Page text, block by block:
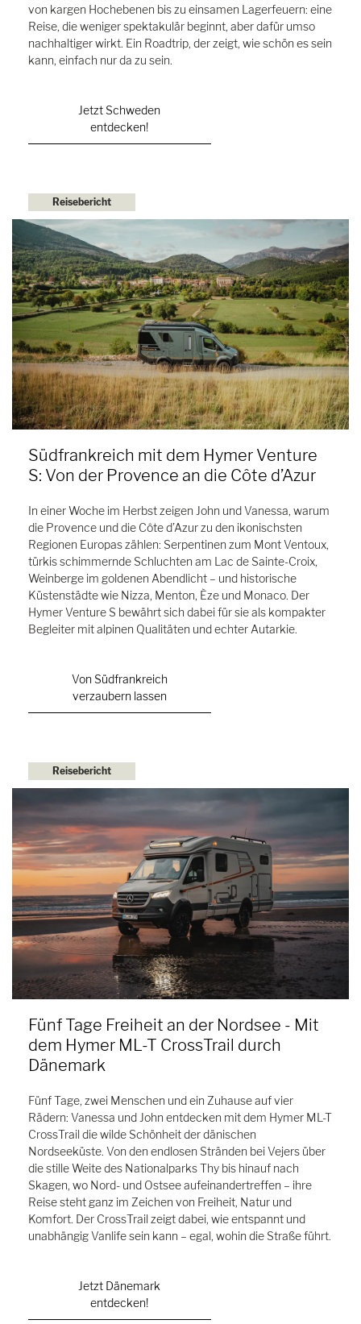
von kargen Hochebenen bis zu einsamen Lagerfeuern: eine
Reise, die weniger spektakulär beginnt, aber dafür umso
nachhaltiger wirkt. Ein Roadtrip, der zeigt, wie schön es sein
kann, einfach nur da zu sein.
Jetzt Schweden
entdecken!
Reisebericht
Südfrankreich mit dem Hymer Venture
S: Von der Provence an die Côte d’Azur
In einer Woche im Herbst zeigen John und Vanessa, warum
die Provence und die Côte d’Azur zu den ikonischsten
Regionen Europas zählen: Serpentinen zum Mont Ventoux,
türkis schimmernde Schluchten am Lac de Sainte-Croix,
Weinberge im goldenen Abendlicht – und historische
Küstenstädte wie Nizza, Menton, Èze und Monaco. Der
Hymer Venture S bewährt sich dabei für sie als kompakter
Begleiter mit alpinen Qualitäten und echter Autarkie.
Von Südfrankreich
verzaubern lassen
Reisebericht
Fünf Tage Freiheit an der Nordsee - Mit
dem Hymer ML-T CrossTrail durch
Dänemark
Fünf Tage, zwei Menschen und ein Zuhause auf vier
Rädern: Vanessa und John entdecken mit dem Hymer ML-T
CrossTrail die wilde Schönheit der dänischen
Nordseeküste. Von den endlosen Stränden bei Vejers über
die stille Weite des Nationalparks Thy bis hinauf nach
Skagen, wo Nord- und Ostsee aufeinandertreffen – ihre
Reise steht ganz im Zeichen von Freiheit, Natur und
Komfort. Der CrossTrail zeigt dabei, wie entspannt und
unabhängig Vanlife sein kann – egal, wohin die Straße führt.
Jetzt Dänemark
entdecken!